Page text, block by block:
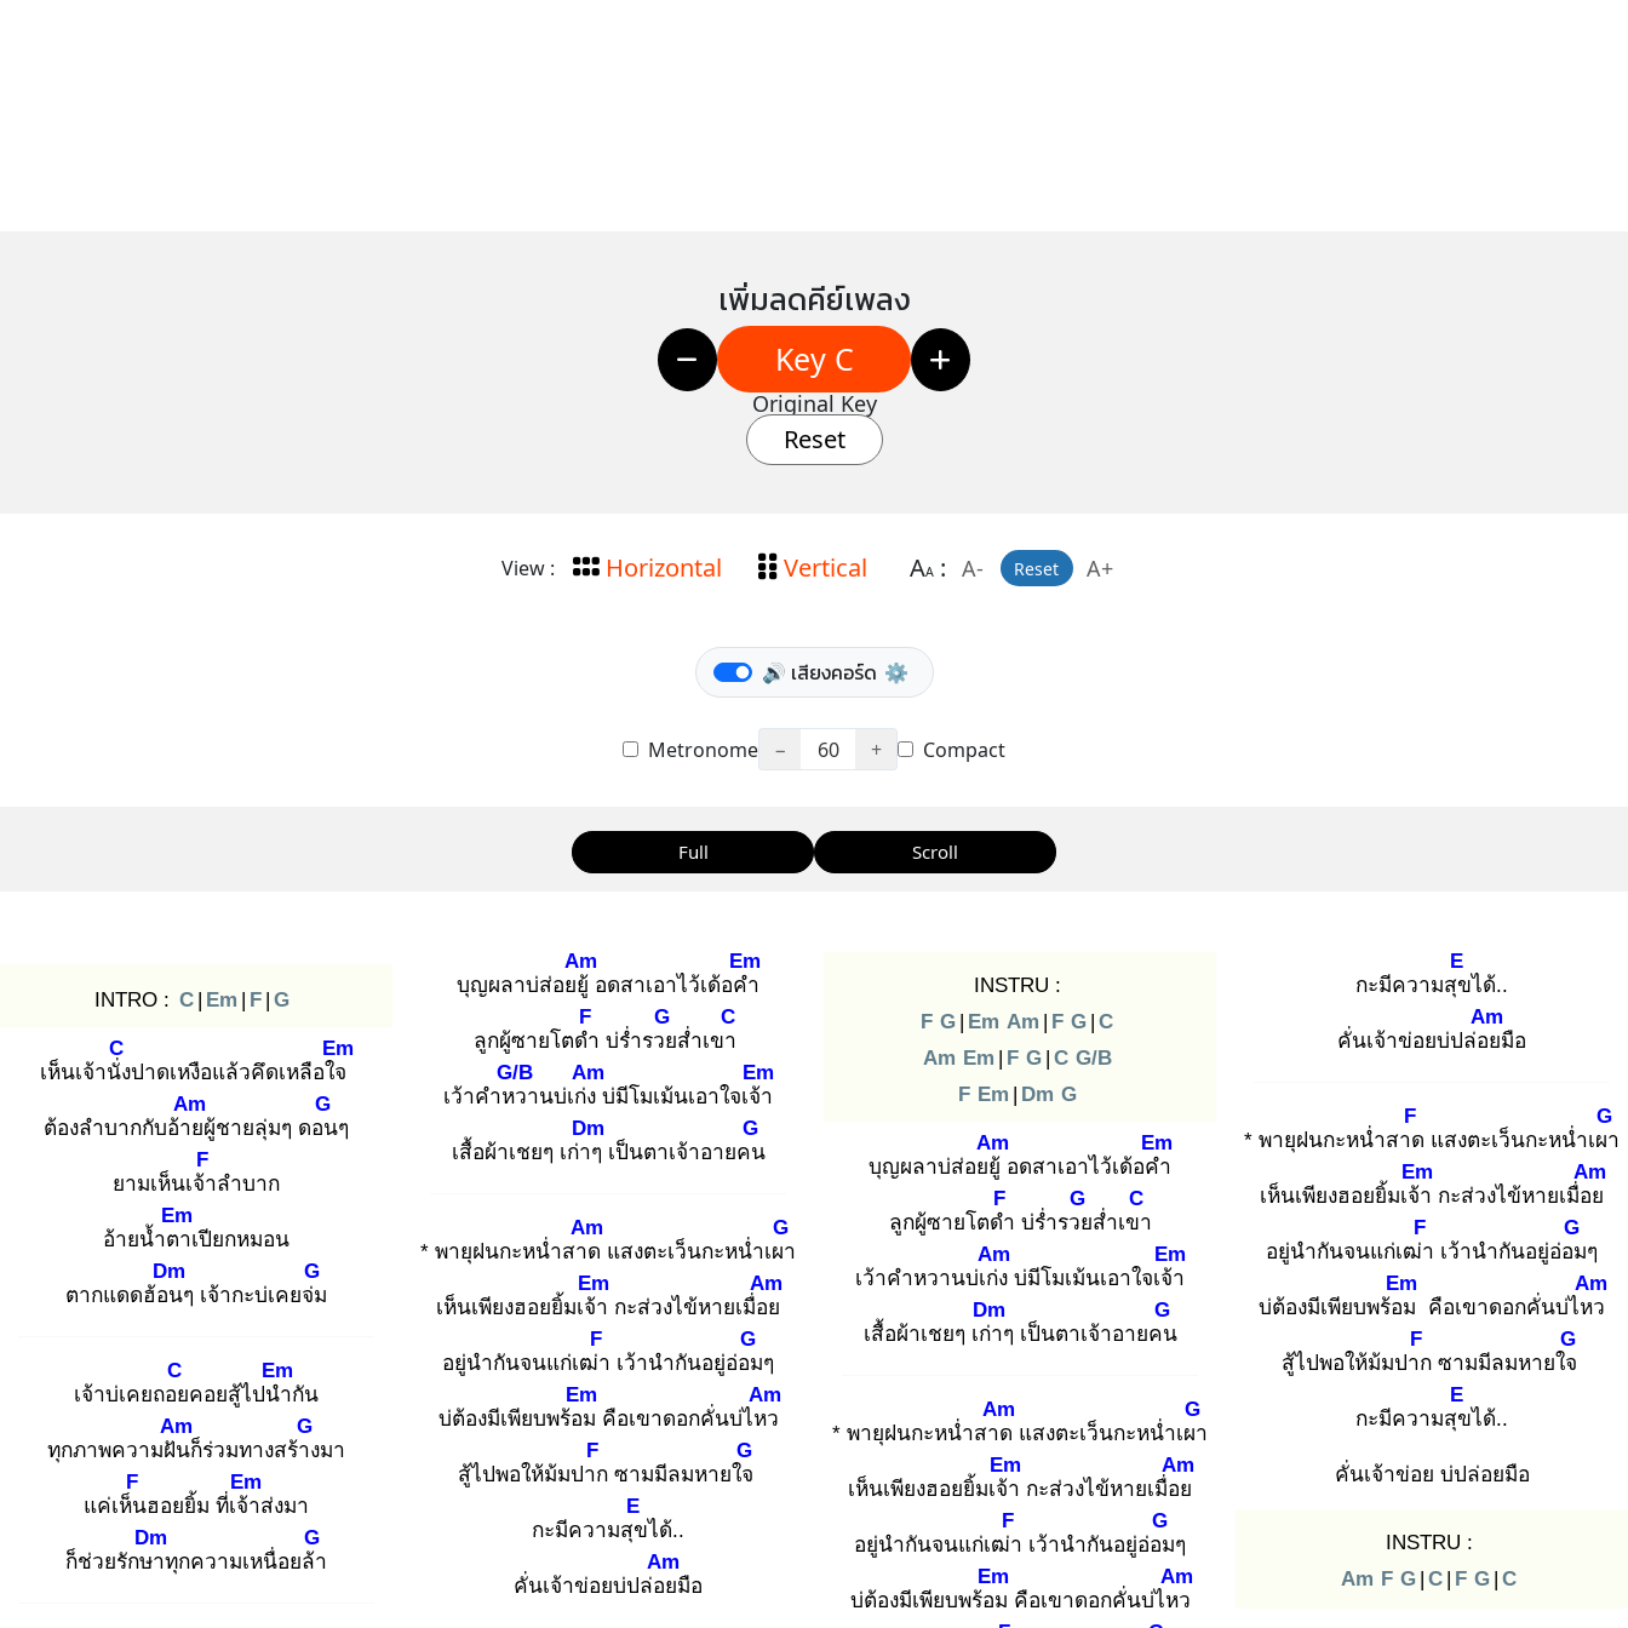
เพิ่มลดคีย์เพลง
Key C
Original Key
Reset
View : Horizontal Vertical AA: A- Reset A+
🔊 เสียงคอร์ด ⚙️
Metronome − 60 + Compact
Full Scroll
INTRO : C | Em | F | G
เห็นเจ้านั่ง
C
ปาดเหงือแล้วคึดเหลือใจ
Em
ต้องลำบากกับอ้าย
Am
ผู้ชายลุ่มๆ ดอน
G
ๆ
ยามเห็นเจ้า
F
ลำบาก
อ้ายน้ำตา
Em
เปียกหมอน
ตากแดดฮ้อน
Dm
ๆ เจ้ากะบ่เคยจ่ม
G
เจ้าบ่เคยถอย
C
คอยสู้ไปนำ
Em
กัน
ทุกภาพความฝัน
Am
ก็ร่วมทางสร้าง
G
มา
แค่เห็น
F
ฮอยยิ้ม ที่เจ้า
Em
ส่งมา
ก็ช่วยรักษา
Dm
ทุกความเหนื่อยล้า
G
บุญผลาบ่ส่อยยู้
Am
อดสาเอาไว้เด้อคำ
Em
ลูกผู้ซายโตดำ
F
บ่ร่ำรวย
G
ส่ำเขา
C
เว้าคำหว
G/B
านบ่เก่ง
Am
บ่มีโมเม้นเอาใจเจ้า
Em
เสื้อผ้าเชยๆ เก่าๆ
Dm
เป็นตาเจ้าอายคน
G
* พายุฝนกะหน่ำสาด
Am
แสงตะเว็นกะหน่ำเผา
G
เห็นเพียงฮอยยิ้มเจ้า
Em
กะส่วงไข้หายเมื่อย
Am
อยู่นำกันจนแก่เฒ่า
F
เว้านำกันอยู่อ่อม
G
ๆ
บ่ต้องมีเพียบพร้อม
Em
คือเขาดอกคั่นบ่ไหว
Am
สู้ไปพอให้ม้มปาก
F
ซามมีลมหายใจ
G
กะมีความสุข
E
ได้..
คั่นเจ้าข่อยบ่ปล่อย
Am
มือ
INSTRU :
F G | Em Am | F G | C
Am Em | F G | C G/B
F Em | Dm G
บุญผลาบ่ส่อยยู้
Am
อดสาเอาไว้เด้อคำ
Em
ลูกผู้ซายโตดำ
F
บ่ร่ำรวย
G
ส่ำเขา
C
เว้าคำหวานบ่เก่ง
Am
บ่มีโมเม้นเอาใจเจ้า
Em
เสื้อผ้าเชยๆ เก่า
Dm
ๆ เป็นตาเจ้าอายคน
G
* พายุฝนกะหน่ำสาด
Am
แสงตะเว็นกะหน่ำเผา
G
เห็นเพียงฮอยยิ้มเจ้า
Em
กะส่วงไข้หายเมื่อย
Am
อยู่นำกันจนแก่เฒ่า
F
เว้านำกันอยู่อ่อม
G
ๆ
บ่ต้องมีเพียบพร้อม
Em
คือเขาดอกคั่นบ่ไหว
Am
กะมีความสุข
E
ได้..
คั่นเจ้าข่อยบ่ปล่อย
Am
มือ
* พายุฝนกะหน่ำสาด
F
แสงตะเว็นกะหน่ำเผา
G
เห็นเพียงฮอยยิ้มเจ้า
Em
กะส่วงไข้หายเมื่อย
Am
อยู่นำกันจนแก่เฒ่า
F
เว้านำกันอยู่อ่อม
G
ๆ
บ่ต้องมีเพียบพร้อม
Em
คือเขาดอกคั่นบ่ไหว
Am
สู้ไปพอให้ม้มปาก
F
ซามมีลมหายใจ
G
กะมีความสุข
E
ได้..
คั่นเจ้าข่อย บ่ปล่อยมือ
INSTRU :
Am F G | C | F G | C